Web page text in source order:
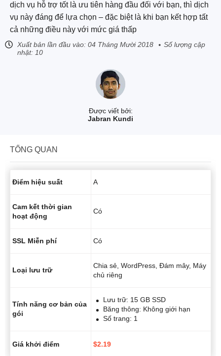
Được viết bởi:
Jabran Kundi
dịch vụ hỗ trợ tốt là ưu tiên hàng đầu đối với bạn, thì dịch
vụ này đáng để lựa chọn – đặc biệt là khi bạn kết hợp tất
cả những điều này với mức giá thấp
Xuất bản lần đầu vào: 04 Tháng Mười 2018
Số lượng cập
nhật: 10
TỔNG QUAN
Điểm hiệu suất A
Cam kết thời gian
hoạt động
Có
SSL Miễn phí Có
Loại lưu trữ
Chia sẻ, WordPress, Đám mây, Máy
chủ riêng
Tính năng cơ bản của
gói
Lưu trữ: 15 GB SSD
Băng thông: Không giới hạn
Số trang: 1
Giá khởi điểm $2.19